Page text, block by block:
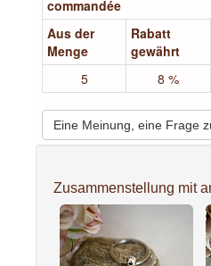
commandée
Aus der
Menge
Rabatt
gewährt
5
8 %
Eine Meinung, eine Frage
Zusammenstellung mit